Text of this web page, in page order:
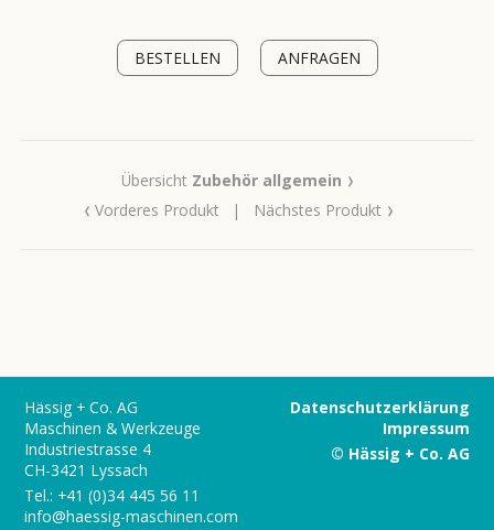
BESTELLEN ANFRAGEN
Übersicht Zubehör allgemein ›
‹ Vorderes Produkt | Nächstes Produkt ›
Hässig + Co. AG
Maschinen & Werkzeuge
Industriestrasse 4
CH-3421 Lyssach
Tel.: +41 (0)34 445 56 11
info@haessig-maschinen.com
Datenschutzerklärung
Impressum
© Hässig + Co. AG